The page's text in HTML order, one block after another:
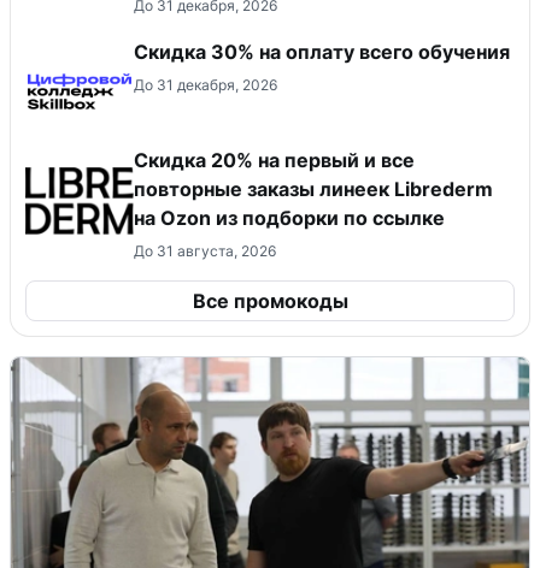
До 31 декабря, 2026
Скидка 30% на оплату всего обучения
До 31 декабря, 2026
Скидка 20% на первый и все
повторные заказы линеек Librederm
на Ozon из подборки по ссылке
До 31 августа, 2026
Все промокоды